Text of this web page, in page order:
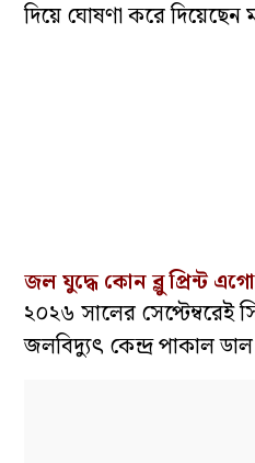
দিয়ে ঘোষণা করে দিয়েছেন
জল যুদ্ধে কোন ব্লু প্রিন্ট
২০২৬ সালের সেপ্টেম্বরেই
জলবিদ্যুৎ কেন্দ্র পাকাল